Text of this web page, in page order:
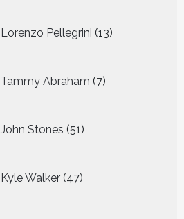
Lorenzo Pellegrini 13
producten
Tammy Abraham 7
producten
John Stones 51
producten
Kyle Walker 47
producten